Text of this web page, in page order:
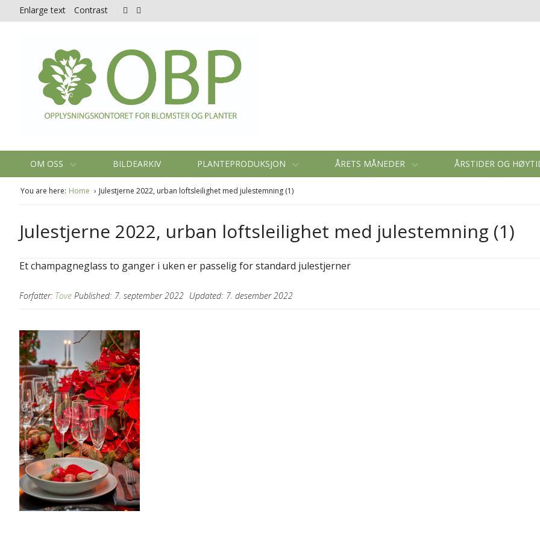
Enlarge text Contrast
OM OSS BILDEARKIV PLANTEPRODUKSJON ÅRETS MÅNEDER ÅRSTIDER OG
You are here: Home Julestjerne 2022, urban loftsleilighet med julestemning (1)
Julestjerne 2022, urban loftsleilighet med julestemning (1)
Et champagneglass to ganger i uken er passelig for standard julestjerner
Forfatter: Tove Published: 7. september 2022 Updated: 7. desember 2022